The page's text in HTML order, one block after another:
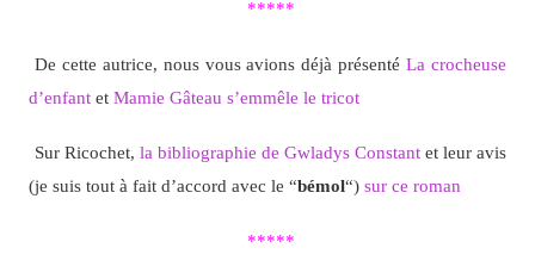
*****
De cette autrice, nous vous avions déjà présentéLa crocheuse
d’enfantet Mamie Gâteau s’emmêle le tricot
Sur Ricochet, la bibliographie de Gwladys Constant et leur avis
(je suis tout à fait d’accord avec le “bémol“) sur ce roman
*****